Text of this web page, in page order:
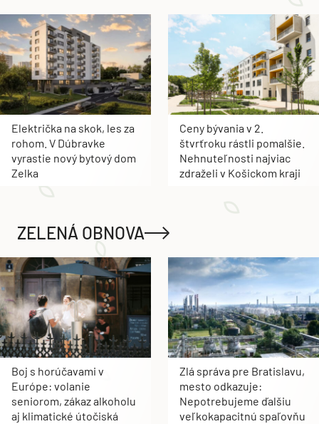
Električka na skok, les za
rohom. V Dúbravke
vyrastie nový bytový dom
Zelka
Ceny bývania v 2.
štvrťroku rástli pomalšie.
Nehnuteľnosti najviac
zdraželi v Košickom kraji
ZELENÁ OBNOVA
Boj s horúčavami v
Európe: volanie
seniorom, zákaz alkoholu
aj klimatické útočiská
Zlá správa pre Bratislavu,
mesto odkazuje:
Nepotrebujeme ďalšiu
veľkokapacitnú spaľovňu